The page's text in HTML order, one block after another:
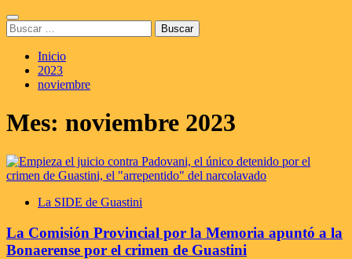
Saltar
al
contenido
Menú
principal
Buscar:
Inicio
2023
noviembre
Mes: noviembre 2023
La SIDE de Guastini
La Comisión Provincial por la Memoria apuntó a la
Bonaerense por el crimen de Guastini